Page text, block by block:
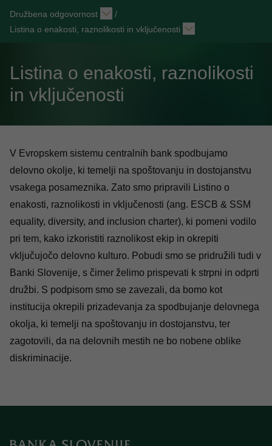
Družbena odgovornost
/
Listina o enakosti, raznolikosti in vključenosti
Listina o enakosti, raznolikosti
in vključenosti
V Evropskem sistemu centralnih bank spodbujamo
delovno okolje, ki temelji na spoštovanju in dostojanstvu
vsakega posameznika. Zato smo pripravili
Listino o
enakosti, raznolikosti in vključenosti (ang. ESCB & SSM
equality, diversity, and inclusion charter), ki pomeni vodilo
pri tem, kako izkoristiti raznolikost ekip in okrepiti
vključujočo delovno kulturo. Pobudi smo se pridružili tudi v
Banki Slovenije, s čimer želimo prispevati k strpni in odprti
družbi. S podpisom smo se zavezali, da bomo kot
institucija okrepili prizadevanja za spodbujanje delovnega
okolja, ki temelji na spoštovanju in dostojanstvu, ter
zagotovili, da na delovnih mestih ne bo nobene oblike
diskriminacije.